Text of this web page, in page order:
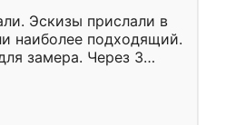
Эскизы прислали в
наиболее подходящий.
замера. Через 3
готова. Остались
Ренессанс
работу!